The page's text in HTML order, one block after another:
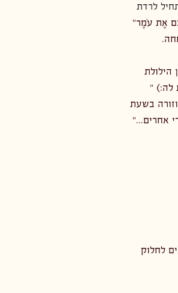
לרדת
אֶת עֹמֶר"
בשעת
אחרים..."
לחלוק